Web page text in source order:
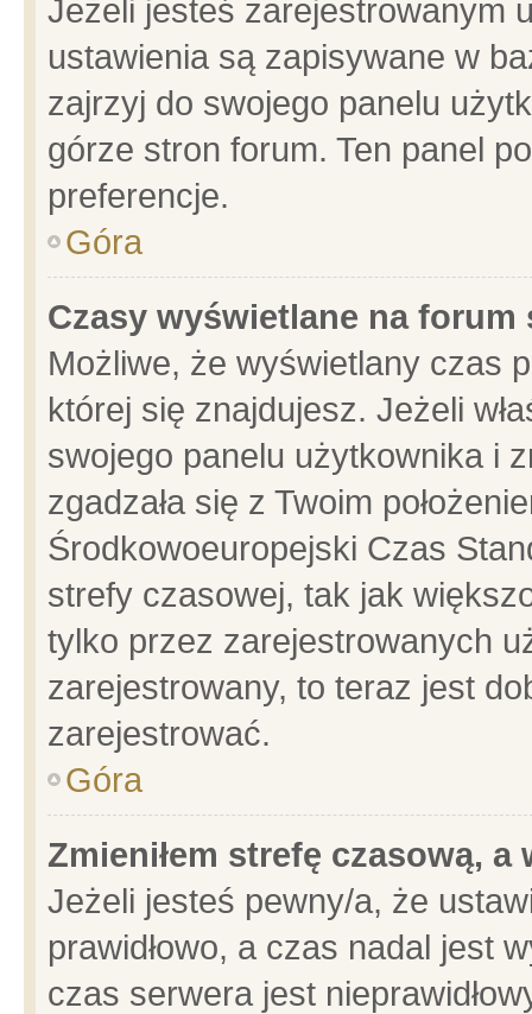
Jeżeli jesteś zarejestrowanym
ustawienia są zapisywane w
zajrzyj do swojego panelu
górze stron forum. Ten panel
preferencje.
Góra
Czasy wyświetlane na forum
Możliwe, że wyświetlany czas
której się znajdujesz. Jeżeli
swojego panelu użytkownika i
zgadzała się z Twoim
Środkowoeuropejski Czas
strefy czasowej, tak jak
tylko przez zarejestrowanych
zarejestrowany, to teraz jest
zarejestrować.
Góra
Zmieniłem strefę czasową,
Jeżeli jesteś pewny/a, że
prawidłowo, a czas nadal jest
czas serwera jest